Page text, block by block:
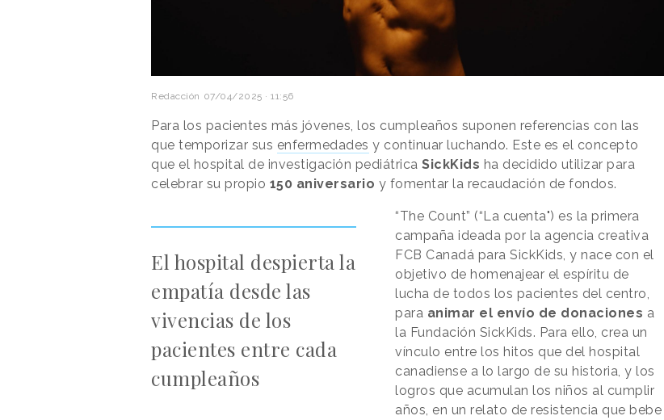
Redacción 07/04/2025 · 11:56
Para los pacientes más jóvenes, los cumpleaños suponen referencias con las
que temporizar sus enfermedades y continuar luchando. Este es el concepto
que el hospital de investigación pediátrica SickKids ha decidido utilizar para
celebrar su propio 150 aniversario y fomentar la recaudación de fondos.
El hospital despierta la
empatía desde las
vivencias de los
pacientes entre cada
cumpleaños
“The Count” (“La cuenta") es la primera
campaña ideada por la agencia creativa
FCB Canadá para SickKids, y nace con el
objetivo de homenajear el espíritu de
lucha de todos los pacientes del centro,
para animar el envío de donaciones a
la Fundación SickKids. Para ello, crea un
vínculo entre los hitos que del hospital
canadiense a lo largo de su historia, y los
logros que acumulan los niños al cumplir
años, en un relato de resistencia que bebe